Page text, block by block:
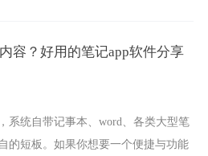
容？好用的笔记app软件分享
系统自带记事本、word、各类大型笔
的短板。如果你想要一个便捷与功能